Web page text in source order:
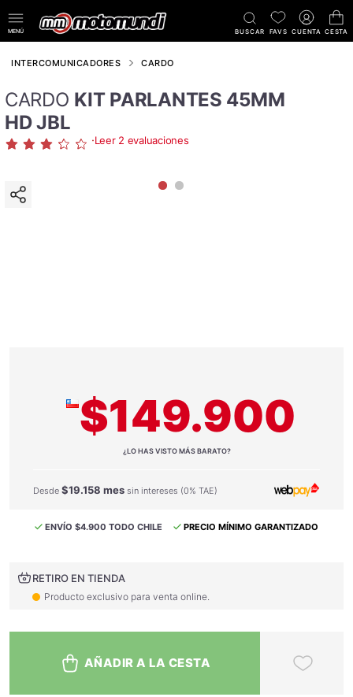
MENÚ BUSCAR FAVS CUENTA CESTA
INTERCOMUNICADORES CARDO
CARDO KIT PARLANTES 45MM
HD JBL
·Leer 2 evaluaciones
$149.900
¿LO HAS VISTO MÁS BARATO?
Desde $19.158 mes sin intereses (0% TAE)
ENVÍO $4.900 TODO CHILE PRECIO MÍNIMO GARANTIZADO
RETIRO EN TIENDA
Producto exclusivo para venta online.
AÑADIR A LA CESTA